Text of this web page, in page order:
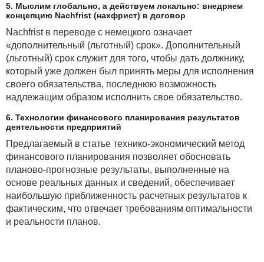
· по характеру информации: временные, когда
для прогнозирования используются показатели
одного предприятия в динамике за несколько
временных периодов; пространственные — при
использовании значений переменных
пространственно-временные — когда выборка по
значений переменных по нескольким предприятиям;
· по субъекту сбора информации: на основе
обобщения информации об объекте, собираемой
специализированными организациями; на базе
информации, которую получают эксперты из средств
массовой информации;
5. Мыслим глобально, а действуем локально: внедряем
концепцию Nachfrist (нахфрист) в договор
Nachfrist в переводе с немецкого означает
«дополнительный (льготный) срок». Дополнительный
(льготный) срок служит для того, чтобы дать должнику,
который уже должен был принять меры для исполнения
своего обязательства, последнюю возможность
надлежащим образом исполнить свое обязательство.
6. Технологии финансового планирования результатов
деятельности предприятий
Предлагаемый в статье технико-экономический метод
финансового планирования позволяет обосновать
планово-прогнозные результаты, выполненные на
основе реальных данных и сведений, обеспечивает
наибольшую приближенность расчетных результатов к
фактическим, что отвечает требованиям оптимальности
и реальности планов.